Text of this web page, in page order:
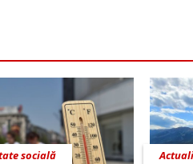
socială